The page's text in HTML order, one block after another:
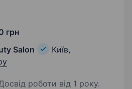
грн
Salon
Київ,
роботи від 1 року.